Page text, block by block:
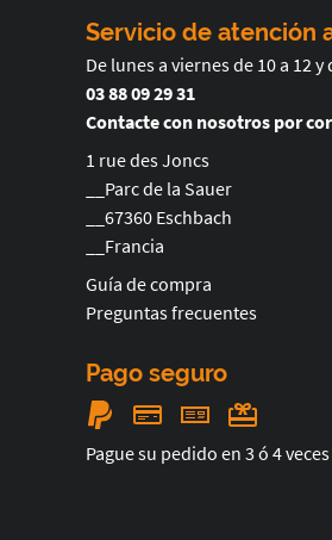
Servicio de atención
De lunes a viernes de 10 a 12 y
03 88 09 29 31
Contacte con nosotros por
1 rue des Joncs
__Parc de la Sauer
__67360 Eschbach
__Francia
Guía de compra
Preguntas frecuentes
Pago seguro
Pague su pedido en 3 ó 4 veces